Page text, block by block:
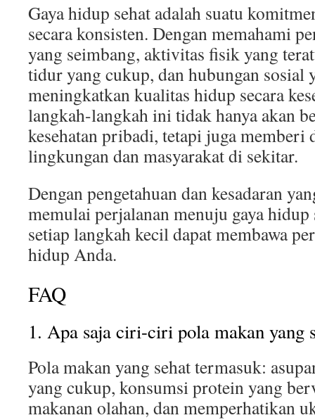
Gaya hidup sehat adalah suatu
secara konsisten. Dengan memahami
yang seimbang, aktivitas fisik yang
tidur yang cukup, dan hubungan sosial
meningkatkan kualitas hidup secara
langkah-langkah ini tidak hanya akan
kesehatan pribadi, tetapi juga
lingkungan dan masyarakat di sekitar.
Dengan pengetahuan dan kesadaran
memulai perjalanan menuju gaya hidup
setiap langkah kecil dapat membawa
hidup Anda.
FAQ
1. Apa saja ciri-ciri pola makan yang
Pola makan yang sehat termasuk:
yang cukup, konsumsi protein yang
makanan olahan, dan memperhatikan